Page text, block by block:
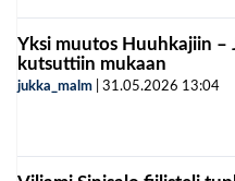
Yksi muutos Huuhkajiin –
kutsuttiin mukaan
jukka_malm 31.05.2026 13:04